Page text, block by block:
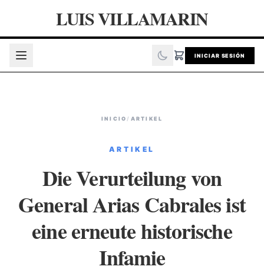
LUIS VILLAMARIN
INICIAR SESIÓN
INICIO / ARTIKEL
ARTIKEL
Die Verurteilung von
General Arias Cabrales ist
eine erneute historische
Infamie